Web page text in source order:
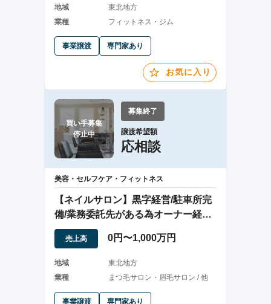
地域
東北地方
業種
フィットネス・ジム
事業譲渡 専門家あり
お気に入り
買い手募集
停止中
募集終了
譲渡希望額
応相談
美容・セルフケア・フィットネス
【ネイルサロン】黒字経営/駐車所完
備/業務委託先がある為オーナー経営
も可能！
売上高 0円〜1,000万円
地域
東北地方
業種
まつ毛サロン・眉毛サロン / 他
事業譲渡 専門家あり